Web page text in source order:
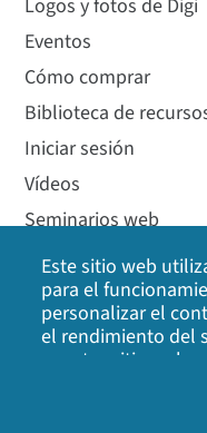
Logos y fotos de Digi
Eventos
Cómo comprar
Biblioteca de
Iniciar sesión
Vídeos
Seminarios web
Este sitio web
para el
personalizar el
el rendimiento del
nuestro sitio web,
cookies. Haga clic